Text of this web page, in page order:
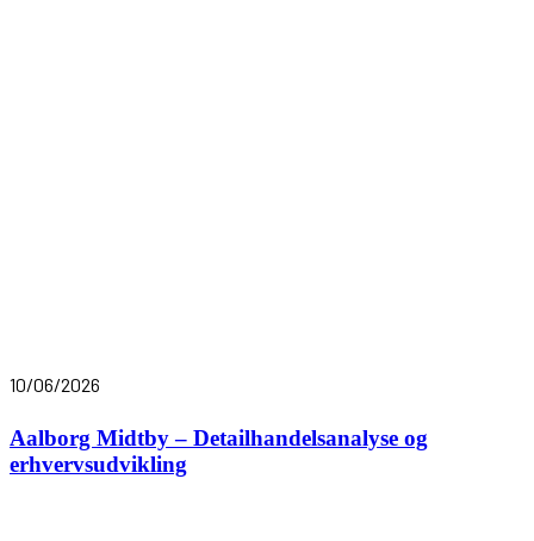
10/06/2026
Aalborg Midtby – Detailhandelsanalyse og
erhvervsudvikling